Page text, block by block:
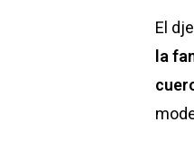
El
la